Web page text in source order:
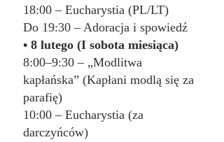
18:00 – Eucharystia (PL/LT)
Do 19:30 – Adoracja i spowiedź
• 8 lutego (I sobota miesiąca)
8:00–9:30 – „Modlitwa
kapłańska” (Kapłani modlą się za
parafię)
10:00 – Eucharystia (za
darczyńców)